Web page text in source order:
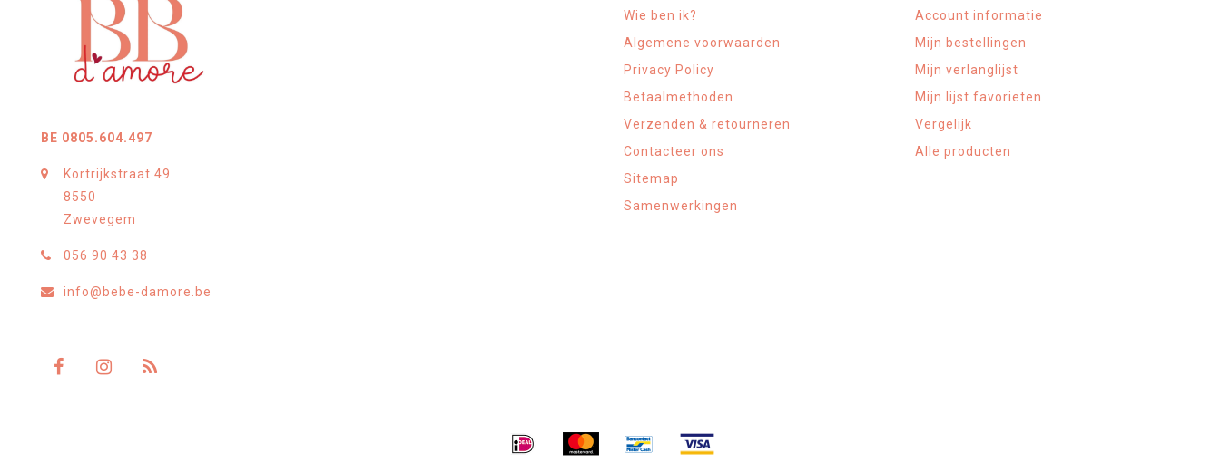
BE 0805.604.497
Kortrijkstraat 49
8550
Zwevegem
056 90 43 38
info@bebe-damore.be
Wie ben ik?
Algemene voorwaarden
Privacy Policy
Betaalmethoden
Verzenden & retourneren
Contacteer ons
Sitemap
Samenwerkingen
Account informatie
Mijn bestellingen
Mijn verlanglijst
Mijn lijst favorieten
Vergelijk
Alle producten